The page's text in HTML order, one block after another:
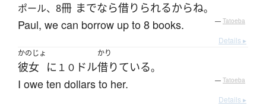
ポール、8冊 までなら借りられるからね。
Paul, we can borrow up to 8 books. — Tatoeba
Details ▸
かのじょ
彼女 に １０ ドル
かり
借りている。
I owe ten dollars to her. — Tatoeba
Details ▸